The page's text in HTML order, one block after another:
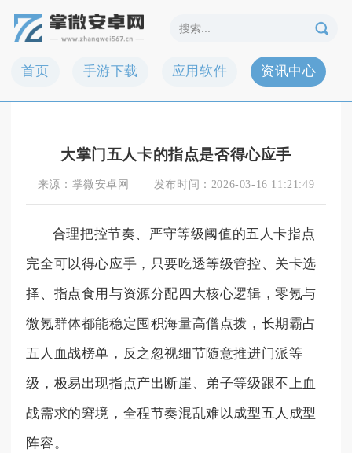
首页 手游下载 应用软件 资讯中心
大掌门五人卡的指点是否得心应手
来源： 掌微安卓网 发布时间： 2026-03-16 11:21:49
合理把控节奏、严守等级阈值的五人卡指点
完全可以得心应手，只要吃透等级管控、关卡选
择、指点食用与资源分配四大核心逻辑，零氪与
微氪群体都能稳定囤积海量高僧点拨，长期霸占
五人血战榜单，反之忽视细节随意推进门派等
级，极易出现指点产出断崖、弟子等级跟不上血
战需求的窘境，全程节奏混乱难以成型五人成型
阵容。